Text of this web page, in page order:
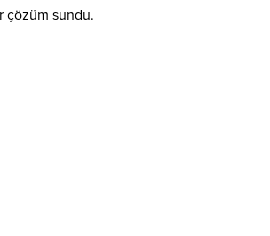
çözüm sundu.